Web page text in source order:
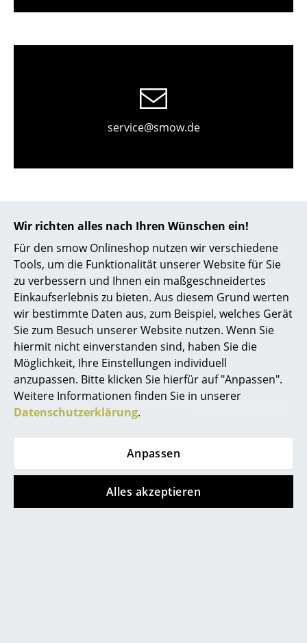
Wir richten alles nach Ihren Wünschen ein!
Für den smow Onlineshop nutzen wir verschiedene
Tools, um die Funktionalität unserer Website für Sie
zu verbessern und Ihnen ein maßgeschneidertes
Einkaufserlebnis zu bieten. Aus diesem Grund werten
wir bestimmte Daten aus, zum Beispiel, welches Gerät
Sie zum Besuch unserer Website nutzen. Wenn Sie
hiermit nicht einverstanden sind, haben Sie die
Möglichkeit, Ihre Einstellungen individuell
anzupassen. Bitte klicken Sie hierfür auf "Anpassen".
Weitere Informationen finden Sie in unserer
Datenschutzerklärung.
Anpassen
Alles akzeptieren
Garderoben
Kleinaufbewahrung
... alle Aufbewahrungsmöbel
Stehleuchten & Leseleuchten
Bodenleuchten
Wandleuchten
Outdoor-Leuchten
Akkuleuchten
... alle Leuchten
Betten
Doppelbetten
service@smow.de
Store vor Ort kontaktieren
Kontakt
Versand